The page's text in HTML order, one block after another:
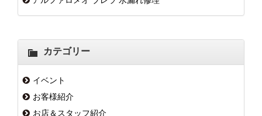
カテゴリー
イベント
お客様紹介
お店＆スタッフ紹介